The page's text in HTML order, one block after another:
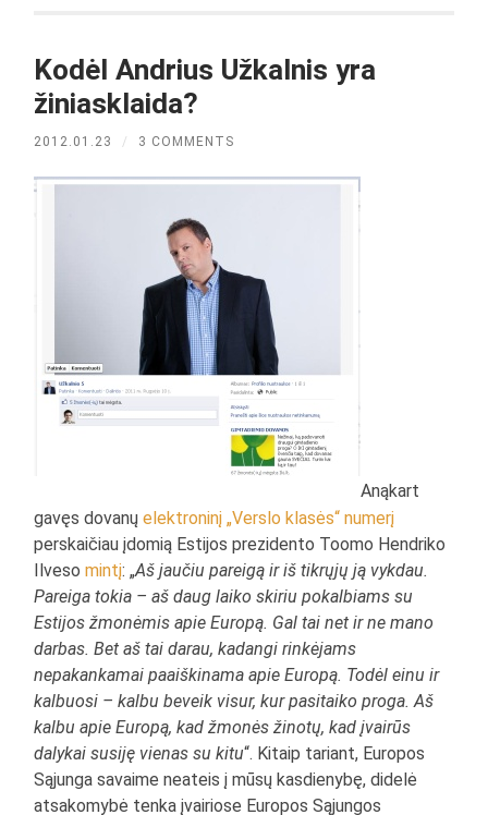
Kodėl Andrius Užkalnis yra
žiniasklaida?
2012.01.23 / 3 COMMENTS
Anąkart
gavęs dovanųelektroninį „Verslo klasės“ numerį
perskaičiau įdomią Estijos prezidento Toomo Hendriko
Ilvesomintį: „Aš jaučiu pareigą ir iš tikrųjų ją vykdau.
Pareiga tokia – aš daug laiko skiriu pokalbiams su
Estijos žmonėmis apie Europą. Gal tai net ir ne mano
darbas. Bet aš tai darau, kadangi rinkėjams
nepakankamai paaiškinama apie Europą. Todėl einu ir
kalbuosi – kalbu beveik visur, kur pasitaiko proga. Aš
kalbu apie Europą, kad žmonės žinotų, kad įvairūs
dalykai susiję vienas su kitu“. Kitaip tariant, Europos
Sąjunga savaime neateis į mūsų kasdienybę, didelė
atsakomybė tenka įvairiose Europos Sąjungos